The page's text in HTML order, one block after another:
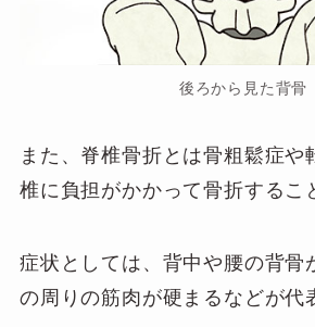
後ろから見た背骨
また、脊椎骨折とは骨粗鬆症や
椎に負担がかかって骨折するこ
症状としては、背中や腰の背骨
の周りの筋肉が硬まるなどが代